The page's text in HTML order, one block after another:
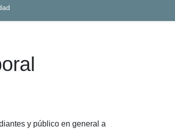
y público en general a